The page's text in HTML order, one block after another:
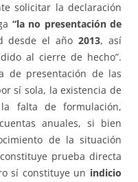
solicitar la declaración
“la no presentación de
desde el año2013, así
al cierre de hecho”.
de presentación de las
sí sola, la existencia de
falta de formulación,
anuales, si bien
de la situación
prueba directa
sí constituye un indicio